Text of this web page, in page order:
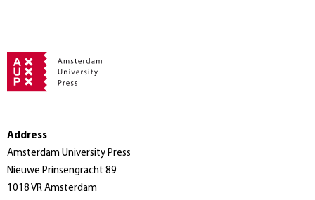
Address
Amsterdam University Press
Nieuwe Prinsengracht 89
1018 VR Amsterdam